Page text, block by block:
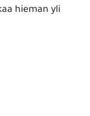
hieman yli